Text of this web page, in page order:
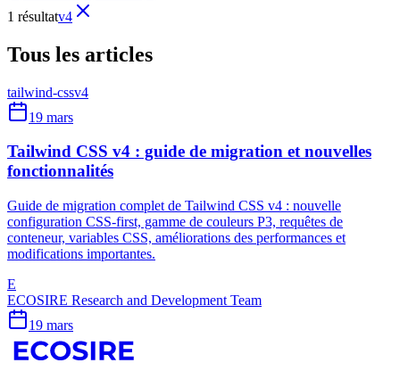
1 résultatv4
Tous les articles
tailwind-cssv4
19 mars
Tailwind CSS v4 : guide de migration et nouvelles
fonctionnalités
Guide de migration complet de Tailwind CSS v4 : nouvelle
configuration CSS-first, gamme de couleurs P3, requêtes de
conteneur, variables CSS, améliorations des performances et
modifications importantes.
E
ECOSIRE Research and Development Team
19 mars